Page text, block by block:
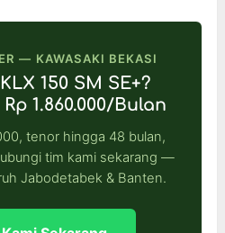
— KAWASAKI BEKASI
150 SM SE+?
1.860.000/Bulan
tenor hingga 48 bulan,
tim kami sekarang —
Jabodetabek & Banten.